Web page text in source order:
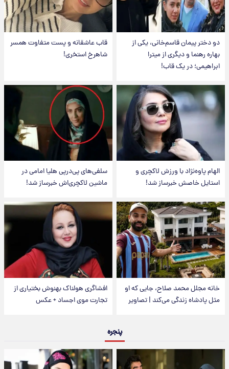
دو دختر پیمان قاسم‌خانی، یکی از
بهاره رهنما و دیگری از میترا
ابراهیمی؛ در یک قاب!
قاب عاشقانه و پست متفاوت همسر
شاهرخ استخری!
الهام پاوه‌نژاد با ورزش لاکچری و
استایل خاصش خبرساز شد!
سلفی‌های پی‌درپی هلیا امامی در
ماشین لاکچری‌اش خبرساز شد!
خانه مجلل محمد صلاح، جایی که او
مثل پادشاه زندگی می‌کند | تصاویر
افشاگری هولناک بهنوش بختیاری از
تجارت موی اجساد + عکس
پنجره